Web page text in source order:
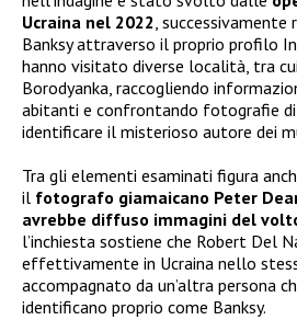
Ucraina nel 2022,
Banksy attraverso il proprio profilo
hanno visitato diverse località, tra
Borodyanka, raccogliendo
abitanti e confrontando fotografie
identificare il misterioso autore dei
Tra gli elementi esaminati figura
il fotografo giamaicano Peter
avrebbe diffuso immagini del
l’inchiesta sostiene che Robert Del
effettivamente in Ucraina nello
accompagnato da un’altra persona
identificano proprio come Banksy.